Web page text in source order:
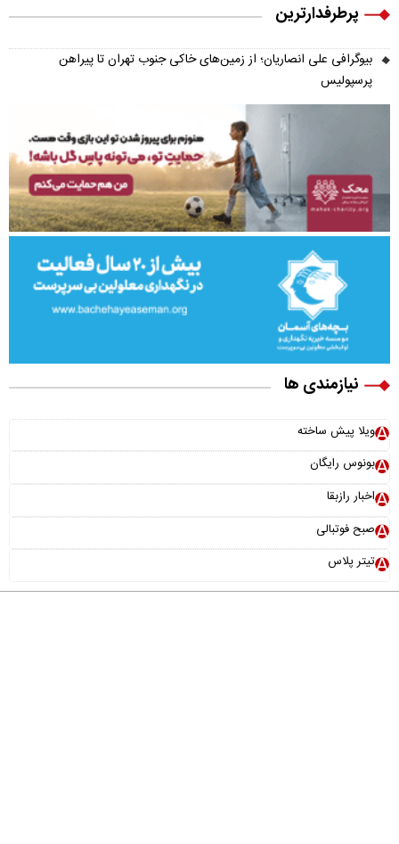
پرطرفدارترین
بیوگرافی علی انصاریان؛ از زمین‌های خاکی جنوب تهران تا پیراهن
پرسپولیس
نیازمندی ها
ویلا پیش ساخته
بونوس رایگان
اخبار رازبقا
صبح فوتبالی
تیتر پلاس